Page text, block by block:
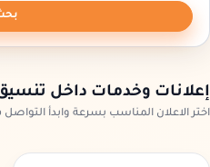
إعلانات وخدمات داخل
اختر الاعلان المناسب بسرعة وابدأ